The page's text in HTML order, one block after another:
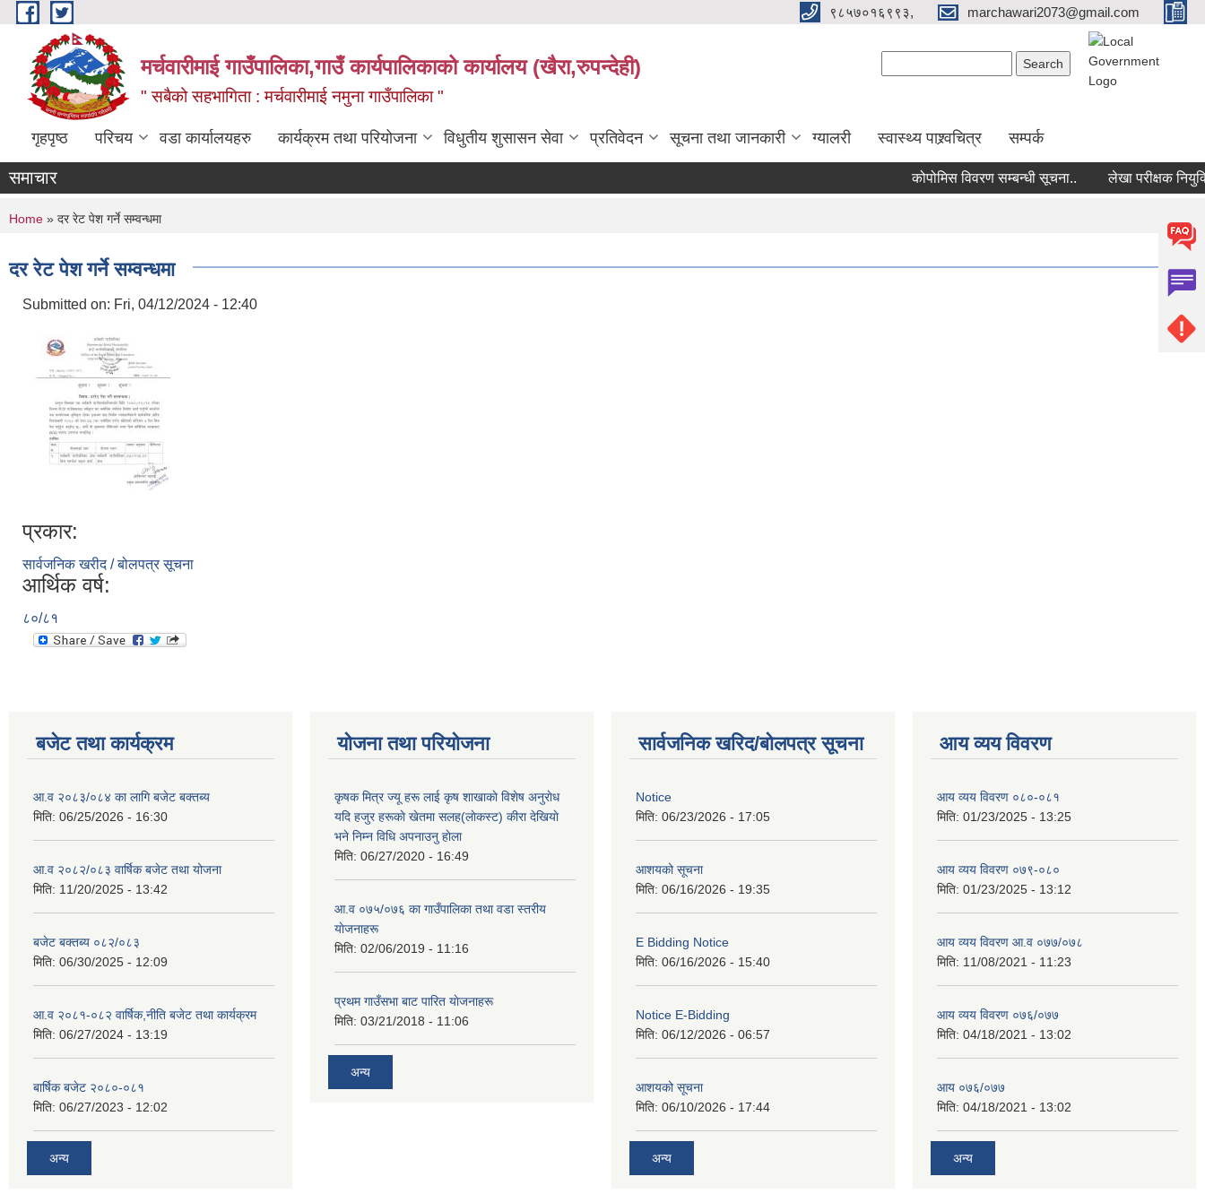
Skip to main content ९८५७०१६९९३, marchawari2073@gmail.com
मर्चवारीमाई गाउँपालिका,गाउँ कार्यपालिकाको कार्यालय (खैरा,रुपन्देही)
" सबैको सहभागिता : मर्चवारीमाई नमुना गाउँपालिका "
गृहपृष्ठ परिचय वडा कार्यालयहरु कार्यक्रम तथा परियोजना विधुतीय शुसासन सेवा प्रतिवेदन सूचना तथा जानकारी ग्यालरी स्वास्थ्य पाश्र्वचित्र सम्पर्क
समाचार कोपोमिस विवरण सम्बन्धी सूचना.. लेखा परीक्षक
You are here
Home » दर रेट पेश गर्ने सम्वन्धमा
दर रेट पेश गर्ने सम्वन्धमा
Submitted on: Fri, 04/12/2024 - 12:40
प्रकार:
सार्वजनिक खरीद / बोलपत्र सूचना
आर्थिक वर्ष:
८०/८१
बजेट तथा कार्यक्रम
आ.व २०८३/०८४ का लागि बजेट बक्तब्य
मिति: 06/25/2026 - 16:30
आ.व २०८२/०८३ वार्षिक बजेट तथा योजना
मिति: 11/20/2025 - 13:42
बजेट बक्तब्य ०८२/०८३
मिति: 06/30/2025 - 12:09
आ.व २०८१-०८२ वार्षिक,नीति बजेट तथा कार्यक्रम
मिति: 06/27/2024 - 13:19
बार्षिक बजेट २०८०-०८१
मिति: 06/27/2023 - 12:02
अन्य
योजना तथा परियोजना
कृषक मित्र ज्यू हरू लाई कृष शाखाकाे विशेष अनुराेध
यदि हजुर हरूकाे खेतमा सलह(लाेकस्ट) कीरा देखियाे
भने निम्न विधि अपनाउनु हाेला
मिति: 06/27/2020 - 16:49
आ‍.व ०७५/०७६ का गाउँपालिका तथा वडा स्तरीय
याेजनाहरू
मिति: 02/06/2019 - 11:16
प्रथम गाउँसभा बाट पारित याेजनाहरू
मिति: 03/21/2018 - 11:06
अन्य
सार्वजनिक खरिद/बोलपत्र सूचना
Notice
मिति: 06/23/2026 - 17:05
आशयको सूचना
मिति: 06/16/2026 - 19:35
E Bidding Notice
मिति: 06/16/2026 - 15:40
Notice E-Bidding
मिति: 06/12/2026 - 06:57
आशयको सूचना
मिति: 06/10/2026 - 17:44
अन्य
आय व्यय विवरण
आय व्यय विवरण ०८०-०८१
मिति: 01/23/2025 - 13:25
आय व्यय विवरण ०७९-०८०
मिति: 01/23/2025 - 13:12
आय व्यय विवरण आ.व ०७७/०७८
मिति: 11/08/2021 - 11:23
आय व्यय विवरण ०७६/०७७
मिति: 04/18/2021 - 13:02
आय ०७६/०७७
मिति: 04/18/2021 - 13:02
अन्य